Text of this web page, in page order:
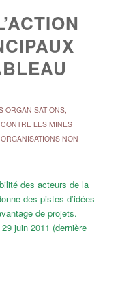
ORGANISATIONS,
LES MINES
ORGANISATIONS NON
des acteurs de la
des pistes d’idées
de projets.
juin 2011 (dernière